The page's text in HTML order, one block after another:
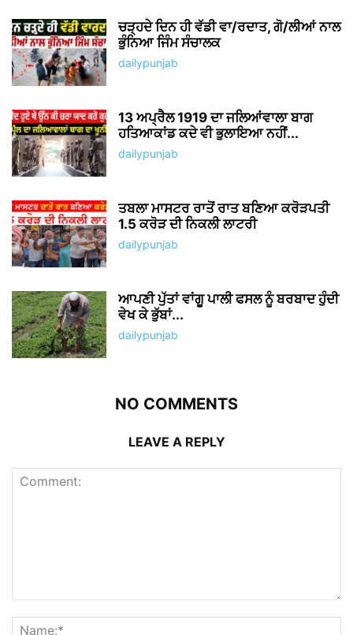
ABOUT US
Welcome to Dailypunjab.live, where we unleash the vibrant
energy of Punjab and beyond! We're your one-stop
destination for the latest viral Punjabi news, gadget
inspiration, and captivating web stories.
Contact us:newstvpunjabinfo@gmail.com
FOLLOW US
Facebook
© Daily Punjab Live